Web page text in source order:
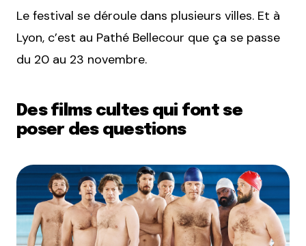
Le festival se déroule dans plusieurs villes. Et à
Lyon, c’est au Pathé Bellecour que ça se passe
du 20 au 23 novembre.
Des films cultes qui font se
poser des questions